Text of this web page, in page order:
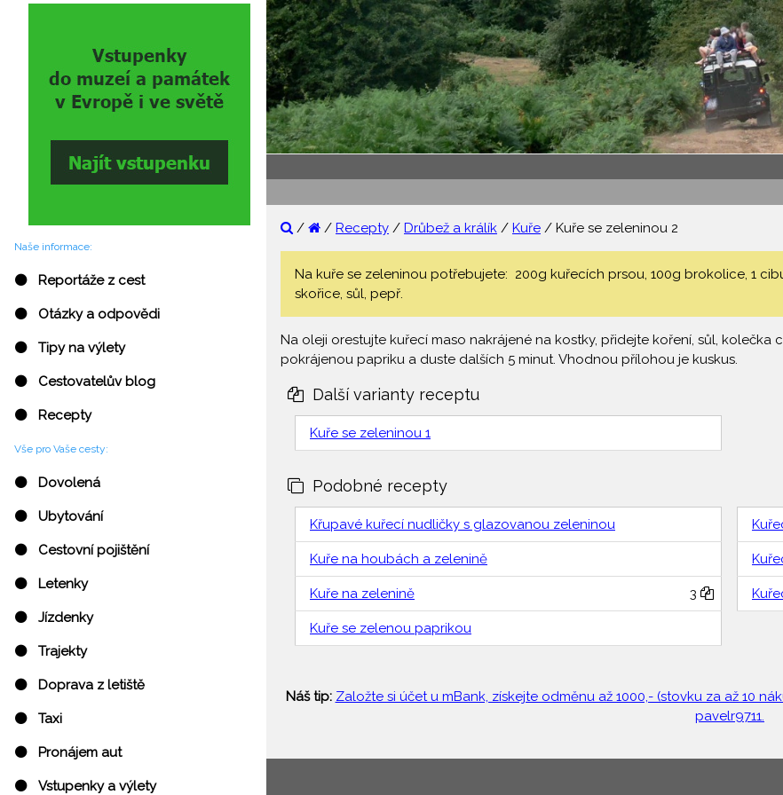
Naše informace:
⚫ Reportáže z cest
⚫ Otázky a odpovědi
⚫ Tipy na výlety
⚫ Cestovatelův blog
⚫ Recepty
Vše pro Vaše cesty:
⚫ Dovolená
⚫ Ubytování
⚫ Cestovní pojištění
⚫ Letenky
⚫ Jízdenky
⚫ Trajekty
⚫ Doprava z letiště
⚫ Taxi
⚫ Pronájem aut
⚫ Vstupenky a výlety
/ / Recepty / Drůbež a králík / Kuře / Kuře se zeleninou 2
Na kuře se zeleninou potřebujete: 200g kuřecích prsou, 100g brokolice, 1
skořice, sůl, pepř.
Na oleji orestujte kuřecí maso nakrájené na kostky, přidejte koření, sůl, kolečka
pokrájenou papriku a duste dalších 5 minut. Vhodnou přílohou je kuskus.
Další varianty receptu
Kuře se zeleninou 1
Podobné recepty
Křupavé kuřecí nudličky s glazovanou zeleninou
Kuře na houbách a zelenině
Kuře na zelenině 3
Kuře se zelenou paprikou
Náš tip: Založte si účet u mBank, získejte odměnu až 1000,- (stovku za až 10
pavelr9711.